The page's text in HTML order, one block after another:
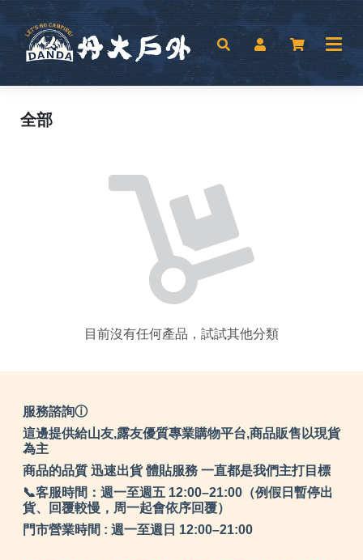
目前沒有任何產品，試試其他分類
全部
服務諮詢ⓘ
這邊提供給山友,露友優質專業購物平台,商品販售以現貨
為主
商品的品質 迅速出貨 體貼服務 一直都是我們主打目標
📞客服時間：週一至週五 12:00–21:00（例假日暫停出
貨、回覆較慢，周一起會依序回覆）
門市營業時間 : 週一至週日 12:00–21:00